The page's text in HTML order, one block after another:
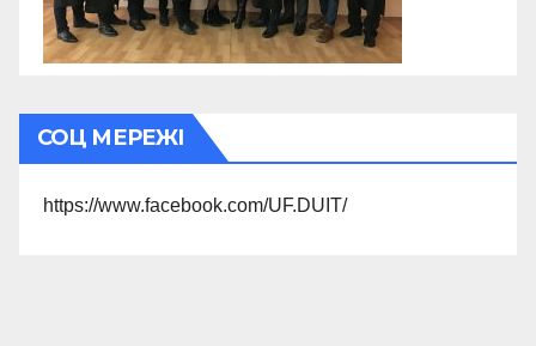
СОЦ МЕРЕЖІ
https://www.facebook.com/UF.DUIT/